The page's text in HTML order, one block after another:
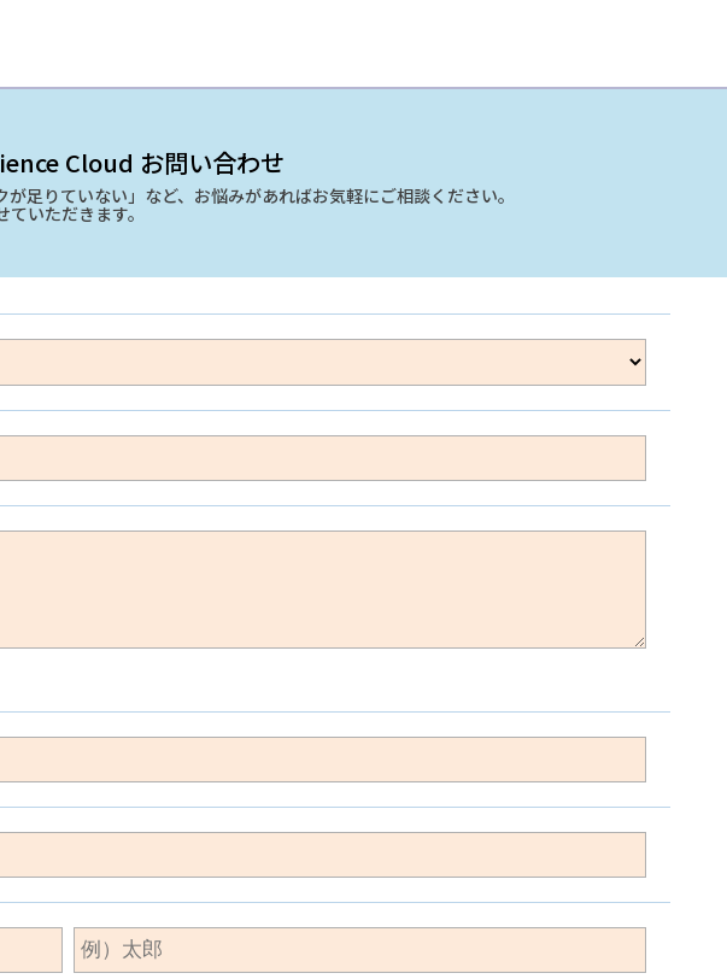
Cloud お問い合わせ
足りていない」など、お悩みがあればお気軽にご相談ください。
いただきます。